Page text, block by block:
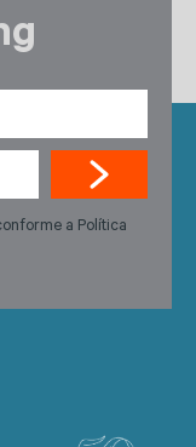
a Política